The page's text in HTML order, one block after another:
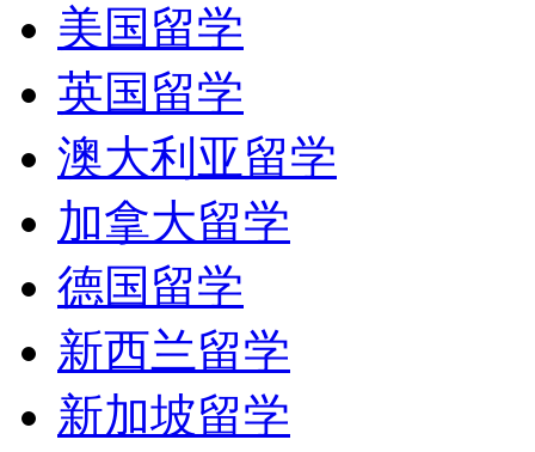
美国留学
英国留学
澳大利亚留学
加拿大留学
德国留学
新西兰留学
新加坡留学